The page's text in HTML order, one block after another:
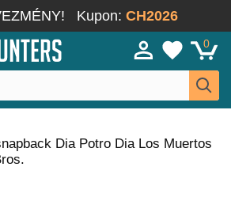
Kupon: CH2026
0
Dia Potro Dia Los Muertos